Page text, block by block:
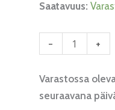
Saatavuus:
- +
Varastossa
seuraavana